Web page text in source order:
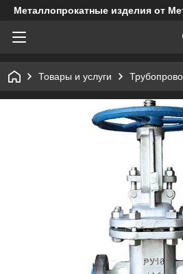
Металлопрокатные изделия от
Товары и услуги